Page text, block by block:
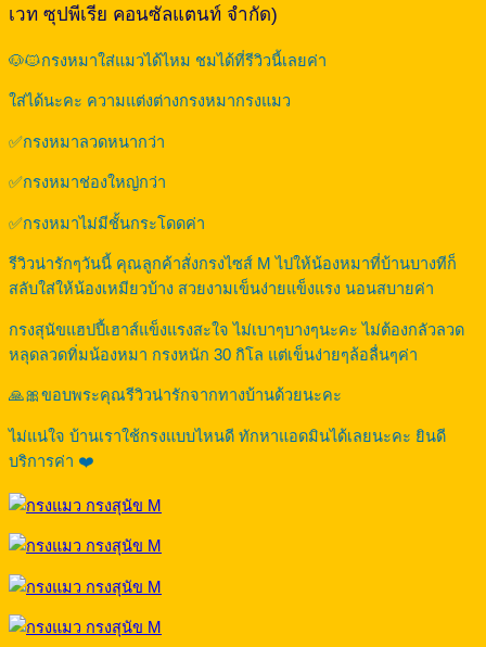
เวท ซุปพีเรีย คอนซัลแตนท์ จำกัด)
🐶🐱กรงหมาใส่แมวได้ไหม ชมได้ที่รีวิวนี้เลยค่า
ใส่ได้นะคะ ความแต่งต่างกรงหมากรงแมว
✅กรงหมาลวดหนากว่า
✅กรงหมาช่องใหญ่กว่า
✅กรงหมาไม่มีชั้นกระโดดค่า
รีวิวน่ารักๆวันนี้ คุณลูกค้าสั่งกรงไซส์ M ไปให้น้องหมาที่บ้านบางทีก็
สลับใส่ให้น้องเหมียวบ้าง สวยงามเข็นง่ายแข็งแรง นอนสบายค่า
กรงสุนัขแฮปปี้เฮาส์แข็งแรงสะใจ ไม่เบาๆบางๆนะคะ ไม่ต้องกลัวลวด
หลุดลวดทิ่มน้องหมา กรงหนัก 30 กิโล แต่เข็นง่ายๆล้อลื่นๆค่า
🙏🎀ขอบพระคุณรีวิวน่ารักจากทางบ้านด้วยนะคะ
ไม่แน่ใจ บ้านเราใช้กรงแบบไหนดี ทักหาแอดมินได้เลยนะคะ ยินดี
บริการค่า ❤️